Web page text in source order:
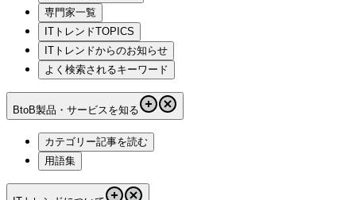
専門家一覧
ITトレンドTOPICS
ITトレンドからのお知らせ
よく検索されるキーワード
BtoB製品・サービスを知る
カテゴリー記事を読む
用語集